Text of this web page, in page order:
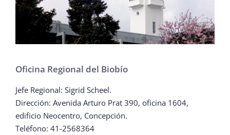
Oficina Regional del Biobío
Jefe Regional: Sigrid Scheel.
Dirección: Avenida Arturo Prat 390, oficina 1604,
edificio Neocentro, Concepción.
Teléfono: 41-2568364